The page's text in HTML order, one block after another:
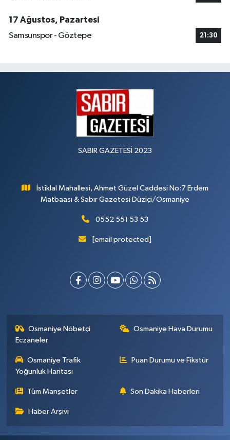
17 Ağustos, Pazartesi
Samsunspor - Göztepe
21:30
SABIR GAZETESİ 2023
İstiklal Mahallesi, Ahmet Güzel Caddesi No:7 Erdem
Matbaası & Sabır Gazetesi Düziçi/Osmaniye
0552 551 53 53
[email protected]
Osmaniye Nöbetçi
Eczaneler
Osmaniye Hava Durumu
Osmaniye Trafik
Yoğunluk Haritası
Puan Durumu ve Fikstür
Tüm Manşetler Son Dakika Haberleri
Haber Arşivi